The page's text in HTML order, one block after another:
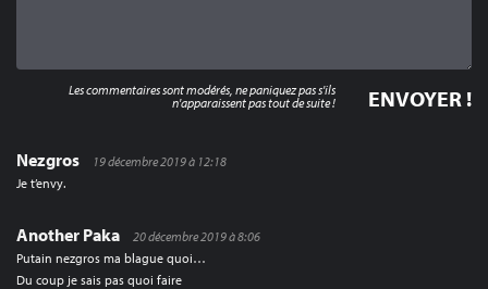
Nezgros
19 décembre 2019 à 12:18
Je t’envy.
Another Paka
20 décembre 2019 à 8:06
Putain nezgros ma blague quoi…
Du coup je sais pas quoi faire
Les commentaires sont modérés, ne paniquez pas s'ils
n'apparaissent pas tout de suite !